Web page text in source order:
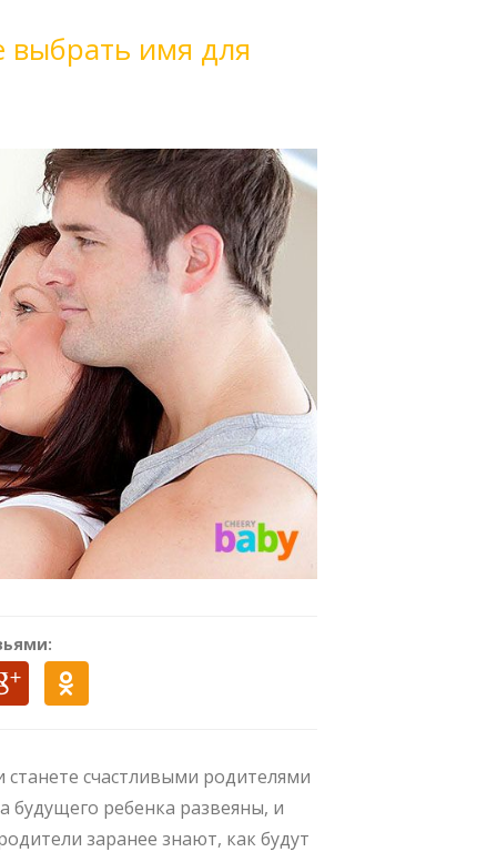
выбрать имя для
счастливыми родителями
будущего ребенка развеяны, и
заранее знают, как будут